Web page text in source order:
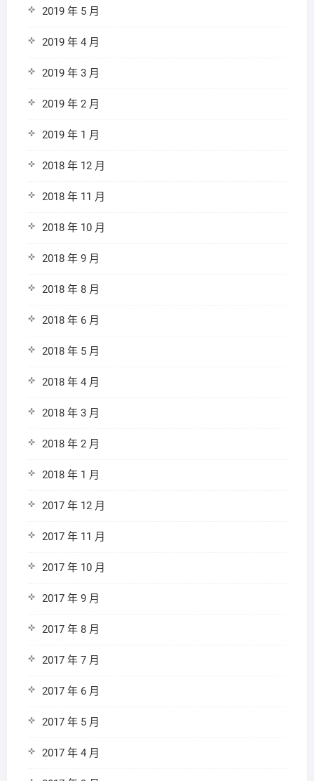
2019 年 5 月
2019 年 4 月
2019 年 3 月
2019 年 2 月
2019 年 1 月
2018 年 12 月
2018 年 11 月
2018 年 10 月
2018 年 9 月
2018 年 8 月
2018 年 6 月
2018 年 5 月
2018 年 4 月
2018 年 3 月
2018 年 2 月
2018 年 1 月
2017 年 12 月
2017 年 11 月
2017 年 10 月
2017 年 9 月
2017 年 8 月
2017 年 7 月
2017 年 6 月
2017 年 5 月
2017 年 4 月